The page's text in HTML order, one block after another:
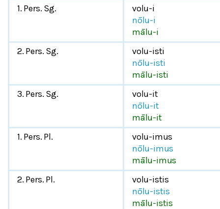
1. Pers. Sg.
volu-i
nōlu-i
mālu-i
2. Pers. Sg.
volu-isti
nōlu-isti
mālu-isti
3. Pers. Sg.
volu-it
nōlu-it
mālu-it
1. Pers. Pl.
volu-imus
nōlu-imus
mālu-imus
2. Pers. Pl.
volu-istis
nōlu-istis
mālu-istis